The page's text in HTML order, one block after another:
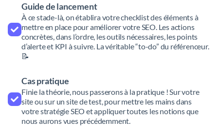
Guide de lancement
À ce stade-là, on établira votre checklist des éléments à
mettre en place pour améliorer votre SEO. Les actions
concrètes, dans l’ordre, les outils nécessaires, les points
d’alerte et KPI à suivre. La véritable “to-do” du référenceur.
📝
Cas pratique
Finie la théorie, nous passerons à la pratique ! Sur votre
site ou sur un site de test, pour mettre les mains dans
votre stratégie SEO et appliquer toutes les notions que
nous aurons vues précédemment.